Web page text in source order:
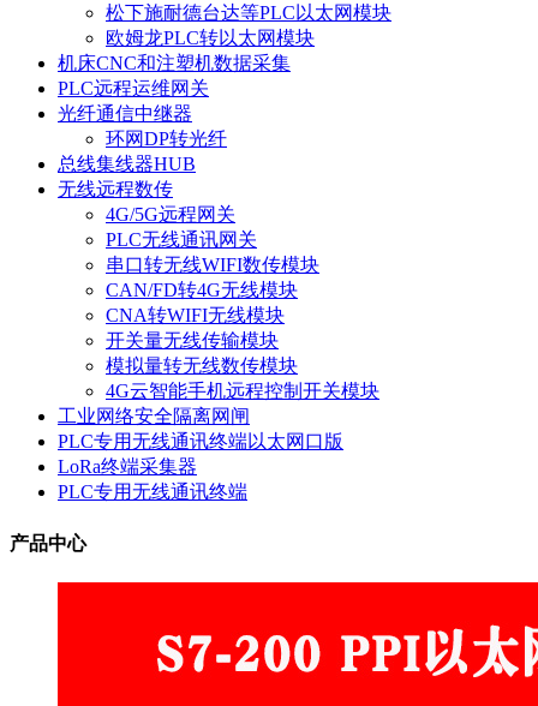
松下施耐德台达等PLC以太网模块
欧姆龙PLC转以太网模块
机床CNC和注塑机数据采集
PLC远程运维网关
光纤通信中继器
环网DP转光纤
总线集线器HUB
无线远程数传
4G/5G远程网关
PLC无线通讯网关
串口转无线WIFI数传模块
CAN/FD转4G无线模块
CNA转WIFI无线模块
开关量无线传输模块
模拟量转无线数传模块
4G云智能手机远程控制开关模块
工业网络安全隔离网闸
PLC专用无线通讯终端以太网口版
LoRa终端采集器
PLC专用无线通讯终端
产品中心